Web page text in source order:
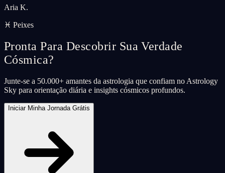
Aria K.
♓ Peixes
Pronta Para Descobrir Sua Verdade
Cósmica?
Junte-se a 50.000+ amantes da astrologia que confiam no Astrology
Sky para orientação diária e insights cósmicos profundos.
Iniciar Minha Jornada Grátis